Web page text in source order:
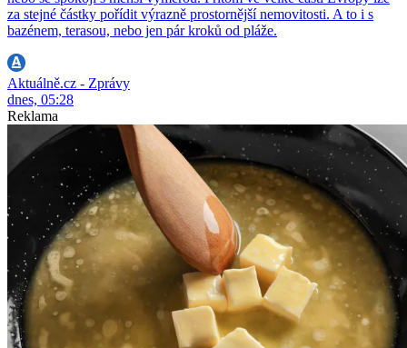
za stejné částky pořídit výrazně prostornější nemovitosti. A to i s
bazénem, terasou, nebo jen pár kroků od pláže.
Aktuálně.cz - Zprávy
dnes, 05:28
Reklama